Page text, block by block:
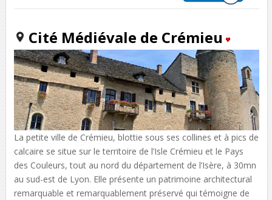
Cité Médiévale de Crémieu
La petite ville de Crémieu, blottie sous ses collines et à pics de
calcaire se situe sur le territoire de l’Isle Crémieu et le Pays
des Couleurs, tout au nord du département de l’Isère, à 30mn
au sud-est de Lyon. Elle présente un patrimoine architectural
remarquable et remarquablement préservé qui témoigne de